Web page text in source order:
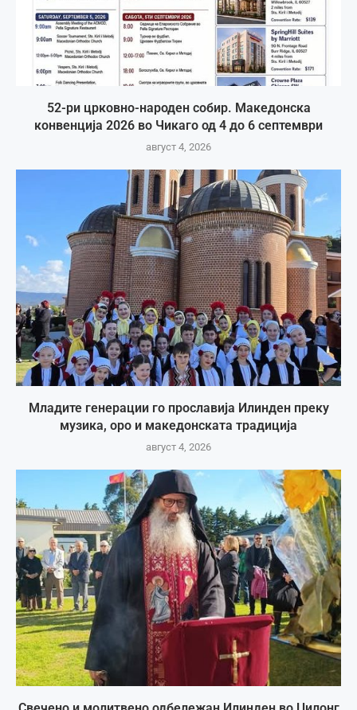
52-ри црковно-народен собир. Македонска
конвенција 2026 во Чикаго од 4 до 6 септември
август 4, 2026
Младите генерации го прославија Илинден преку
музика, оро и македонската традиција
август 4, 2026